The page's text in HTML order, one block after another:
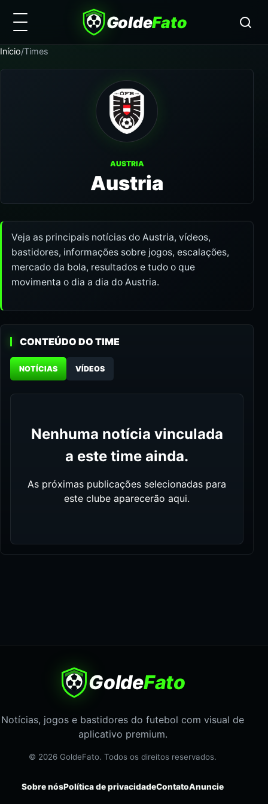
GoldeFato
Início/Times
AUSTRIA
Austria
Veja as principais notícias do Austria, vídeos,
bastidores, informações sobre jogos, escalações,
mercado da bola, resultados e tudo o que
movimenta o dia a dia do Austria.
CONTEÚDO DO TIME
NOTÍCIAS VÍDEOS
Nenhuma notícia vinculada
a este time ainda.
As próximas publicações selecionadas para
este clube aparecerão aqui.
GoldeFato
Notícias, jogos e bastidores do futebol com visual de
aplicativo premium.
© 2026 GoldeFato. Todos os direitos reservados.
Sobre nósPolítica de privacidadeContatoAnuncie